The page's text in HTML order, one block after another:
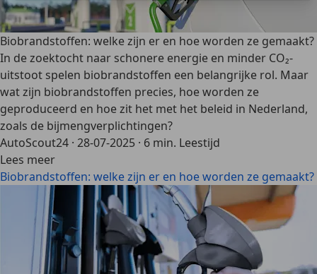
Biobrandstoffen: welke zijn er en hoe worden ze gemaakt?
In de zoektocht naar schonere energie en minder CO₂-
uitstoot spelen biobrandstoffen een belangrijke rol. Maar
wat zijn biobrandstoffen precies, hoe worden ze
geproduceerd en hoe zit het met het beleid in Nederland,
zoals de bijmengverplichtingen?
AutoScout24 · 28-07-2025 · 6 min. Leestijd
Lees meer
Biobrandstoffen: welke zijn er en hoe worden ze gemaakt?